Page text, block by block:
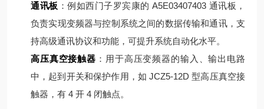
通讯板 ：例如西门子罗宾康的 A5E03407403 通讯板，
负责实现变频器与控制系统之间的数据传输和通讯，支
持高级通讯协议和功能，可提升系统自动化水平。
高压真空接触器 ：用于高压变频器的输入、输出电路
中，起到开关和保护作用，如 JCZ5-12D 型高压真空接
触器，有 4 开 4 闭触点。